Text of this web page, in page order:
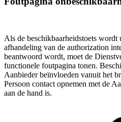
Als de beschikbaarheidstoets wordt
afhandeling van de authorization
beantwoord wordt, moet de
functionele foutpagina tonen.
Aanbieder beïnvloeden vanuit het
Persoon contact opnemen met de
aan de hand is.